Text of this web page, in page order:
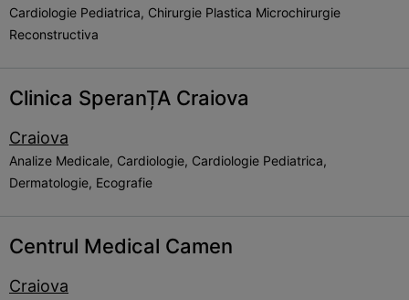
Cardiologie Pediatrica, Chirurgie Plastica Microchirurgie
Reconstructiva
Clinica SperanȚA Craiova
Craiova
Analize Medicale, Cardiologie, Cardiologie Pediatrica,
Dermatologie, Ecografie
Centrul Medical Camen
Craiova